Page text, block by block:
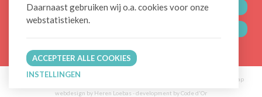
Daarnaast gebruiken wij o.a. cookies voor onze
webstatistieken.
ACCEPTEER ALLE COOKIES
INSTELLINGEN
CONTACTEER ONS
© 2026 NVAOPrivacy & Disclaimer
Sitemap
webdesign by Heren Loebas -development by Code d'Or